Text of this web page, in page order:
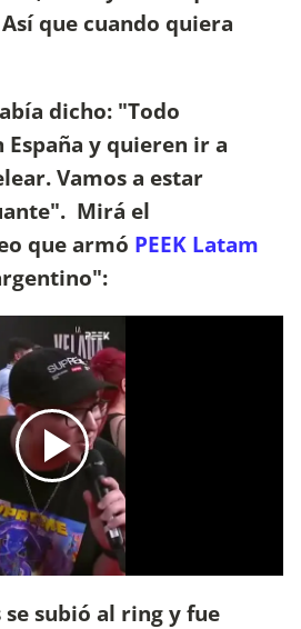
que cuando quiera
dicho: "Todo
y quieren ir a
Vamos a estar
Mirá el
que armó PEEK Latam
subió al ring y fue